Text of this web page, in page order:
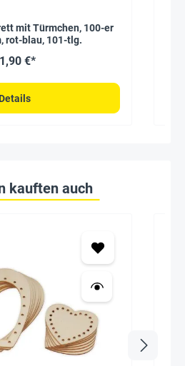
mit Türmchen, 100-er
rot-blau, 101-tlg.
€*
Details
kauften auch